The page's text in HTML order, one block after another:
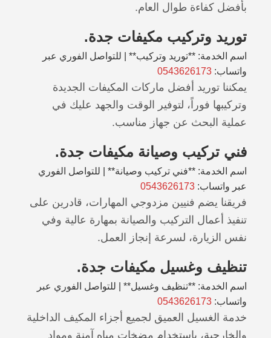
بأفضل كفاءة طوال العام.
توريد وتركيب مكيفات جدة.
اسم الخدمة: **توريد وتركيب** | للتواصل الفوري عبر
واتساب: 0543626173
يمكننا توريد أفضل ماركات المكيفات الجديدة
وتركيبها فوراً، لتوفير الوقت والجهد عليك في
عملية البحث عن جهاز مناسب.
فني تركيب وصيانة مكيفات جدة.
اسم الخدمة: **فني تركيب وصيانة** | للتواصل الفوري
عبر واتساب: 0543626173
فريقنا يضم فنيين مزدوجي المهارات، قادرين على
تنفيذ أعمال التركيب والصيانة بمهارة عالية وفي
نفس الزيارة، لسرعة إنجاز العمل.
تنظيف وغسيل مكيفات جدة.
اسم الخدمة: **تنظيف وغسيل** | للتواصل الفوري عبر
واتساب: 0543626173
خدمة الغسيل العميق لجميع أجزاء المكيف الداخلية
والخارجية، باستخدام مضخات مياه آمنة ومواد